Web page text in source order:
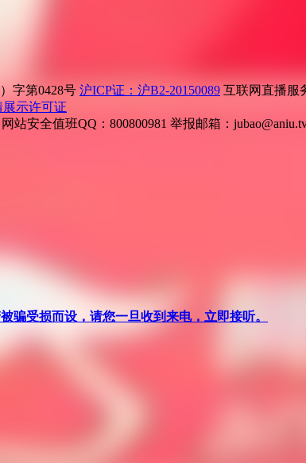
字第0428号 沪ICP证：沪B2-20150089 互联网直播服
示许可证
网站安全值班QQ：800800981 举报邮箱：
骗受损而设，请您一旦收到来电，立即接听。